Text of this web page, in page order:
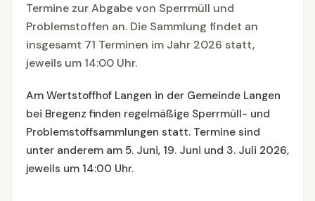
Termine zur Abgabe von Sperrmüll und
Problemstoffen an. Die Sammlung findet an
insgesamt 71 Terminen im Jahr 2026 statt,
jeweils um 14:00 Uhr.
Am Wertstoffhof Langen in der Gemeinde Langen
bei Bregenz finden regelmäßige Sperrmüll- und
Problemstoffsammlungen statt. Termine sind
unter anderem am 5. Juni, 19. Juni und 3. Juli 2026,
jeweils um 14:00 Uhr.